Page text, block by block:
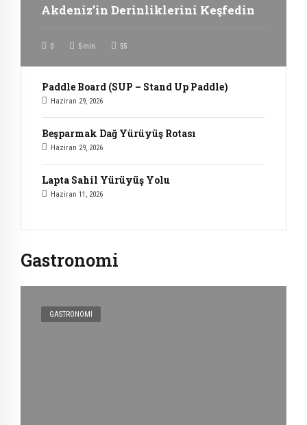
Akdeniz’in Derinliklerini Keşfedin
0 5 min 55
Haziran 29, 2026
Paddle Board (SUP – Stand Up Paddle)
Haziran 29, 2026
Beşparmak Dağ Yürüyüş Rotası
Haziran 11, 2026
Lapta Sahil Yürüyüş Yolu
Gastronomi
GASTRONOMI